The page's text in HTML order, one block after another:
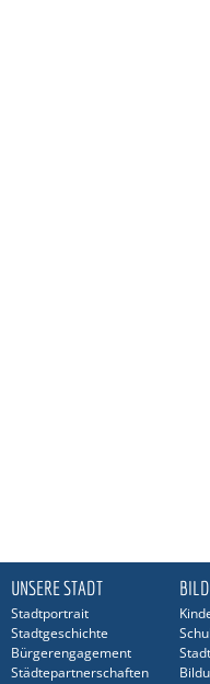
UNSERE STADT
Stadtportrait
Stadtgeschichte
Bürgerengagement
Städtepartnerschaften